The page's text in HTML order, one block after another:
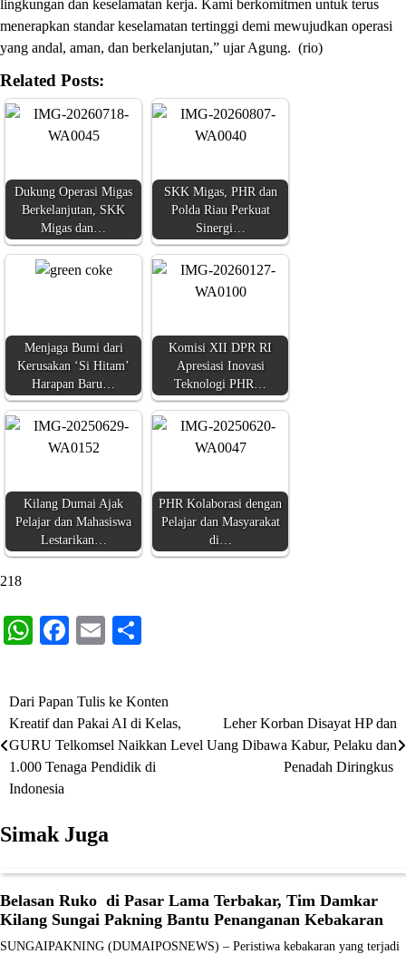
lingkungan dan keselamatan kerja. Kami berkomitmen untuk terus
menerapkan standar keselamatan tertinggi demi mewujudkan operasi
yang andal, aman, dan berkelanjutan,” ujar Agung. (rio)
Related Posts:
Dukung Operasi Migas
Berkelanjutan, SKK
Migas dan…
SKK Migas, PHR dan
Polda Riau Perkuat
Sinergi…
Menjaga Bumi dari
Kerusakan ‘Si Hitam’
Harapan Baru…
Komisi XII DPR RI
Apresiasi Inovasi
Teknologi PHR…
Kilang Dumai Ajak
Pelajar dan Mahasiswa
Lestarikan…
PHR Kolaborasi dengan
Pelajar dan Masyarakat
di…
218
WhatsApp
Facebook
Email
Navigasi
pos
Dari Papan Tulis ke Konten
Kreatif dan Pakai AI di Kelas,
GURU Telkomsel Naikkan Level
1.000 Tenaga Pendidik di
Indonesia
Leher Korban Disayat HP dan
Uang Dibawa Kabur, Pelaku dan
Penadah Diringkus
Simak Juga
Belasan Ruko di Pasar Lama Terbakar, Tim Damkar
Kilang Sungai Pakning Bantu Penanganan Kebakaran
SUNGAIPAKNING (DUMAIPOSNEWS) – Peristiwa kebakaran yang terjadi